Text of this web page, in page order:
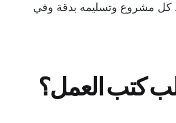
كل مشروع وتسليمه بدقة وفي
كتب العمل؟